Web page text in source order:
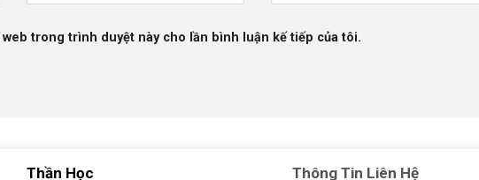
trong trình duyệt này cho lần bình luận kế tiếp của tôi.
Thần Học Thông Tin Liên Hệ